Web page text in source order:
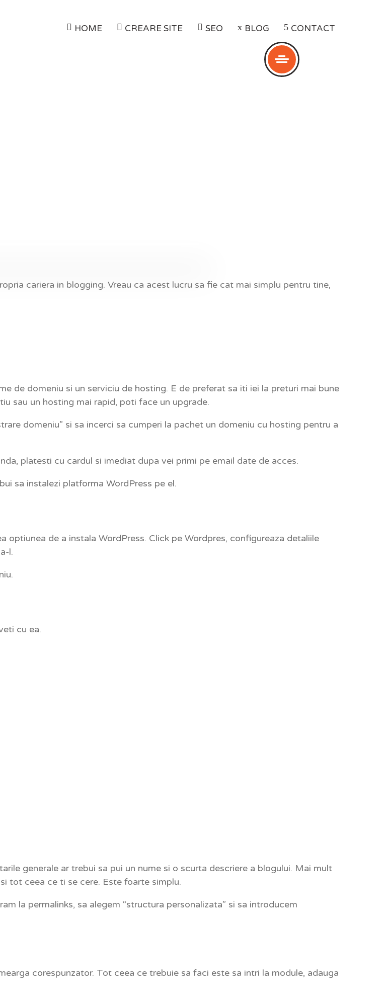
HOME CREARE SITE SEO BLOG CONTACT
cariera in blogging. Vreau ca acest lucru sa fie cat mai simplu pentru tine,
de domeniu si un serviciu de hosting. E de preferat sa iti iei la preturi mai bune
sau un hosting mai rapid, poti face un upgrade.
domeniu” si sa incerci sa cumperi la pachet un domeniu cu hosting pentru a
platesti cu cardul si imediat dupa vei primi pe email date de acces.
sa instalezi platforma WordPress pe el.
optiunea de a instala WordPress. Click pe Wordpres, configureaza detaliile
l.
cu ea.
generale ar trebui sa pui un nume si o scurta descriere a blogului. Mai mult
tot ceea ce ti se cere. Este foarte simplu.
la permalinks, sa alegem “structura personalizata” si sa introducem
corespunzator. Tot ceea ce trebuie sa faci este sa intri la module, adauga